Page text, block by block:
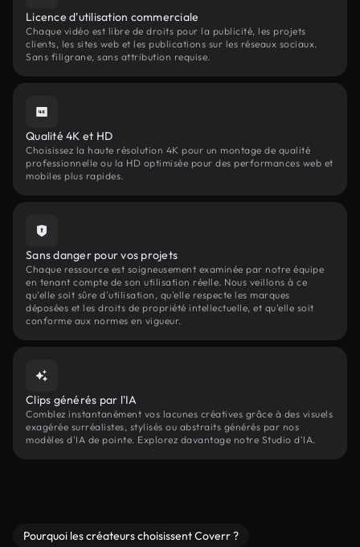
Licence d'utilisation commerciale
Chaque vidéo est libre de droits pour la publicité, les projets
clients, les sites web et les publications sur les réseaux sociaux.
Sans filigrane, sans attribution requise.
Qualité 4K et HD
Choisissez la haute résolution 4K pour un montage de qualité
professionnelle ou la HD optimisée pour des performances web et
mobiles plus rapides.
Sans danger pour vos projets
Chaque ressource est soigneusement examinée par notre équipe
en tenant compte de son utilisation réelle. Nous veillons à ce
qu'elle soit sûre d'utilisation, qu'elle respecte les marques
déposées et les droits de propriété intellectuelle, et qu'elle soit
conforme aux normes en vigueur.
Clips générés par l'IA
Comblez instantanément vos lacunes créatives grâce à des visuels
exagérée surréalistes, stylisés ou abstraits générés par nos
modèles d'IA de pointe. Explorez davantage notre Studio d'IA.
Pourquoi les créateurs choisissent Coverr ?